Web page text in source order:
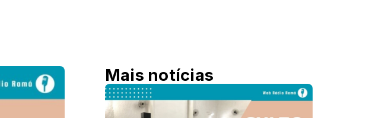
Mais notícias